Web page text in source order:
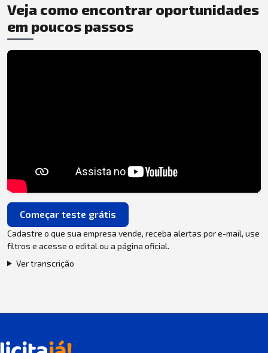
Veja como encontrar oportunidades
em poucos passos
Começar teste grátis
Cadastre o que sua empresa vende, receba alertas por e-mail, use
filtros e acesse o edital ou a página oficial.
Ver transcrição